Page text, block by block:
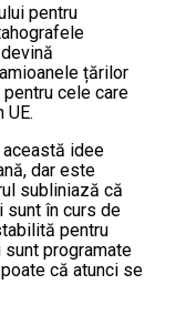
pentru
țărilor
cele care
idee
dar este
subliniază că
sunt în curs de
pentru
programate
că atunci se